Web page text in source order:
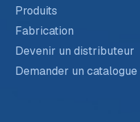
Produits
Fabrication
Devenir un distributeur
Demander un catalogue